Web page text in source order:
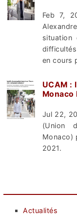
Feb 7,
situation
en cours
UCAM :
Monaco
Jul 22,
(Union
Monaco)
2021.
Actualités